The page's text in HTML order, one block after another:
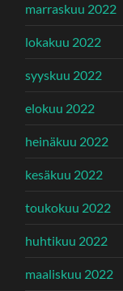
marraskuu 2022
lokakuu 2022
syyskuu 2022
elokuu 2022
heinäkuu 2022
kesäkuu 2022
toukokuu 2022
huhtikuu 2022
maaliskuu 2022